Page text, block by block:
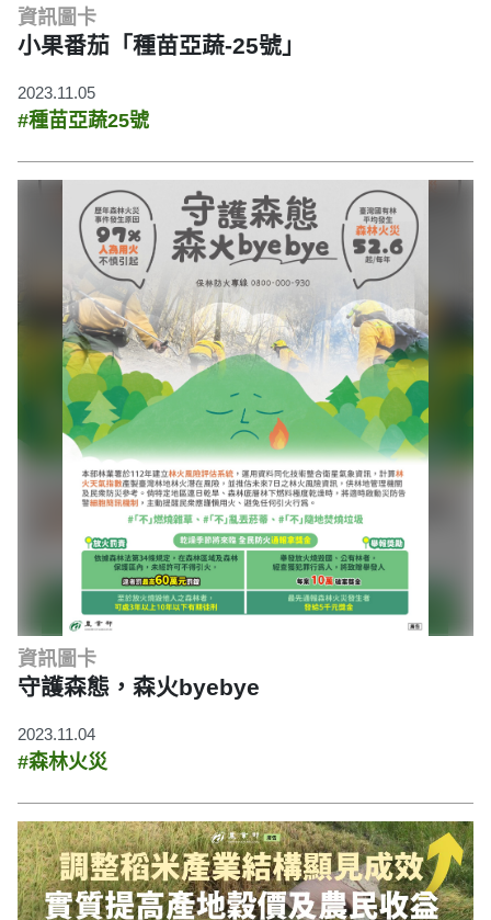
資訊圖卡
小果番茄「種苗亞蔬-25號」
2023.11.05
#種苗亞蔬25號
資訊圖卡
守護森態，森火byebye
2023.11.04
#森林火災